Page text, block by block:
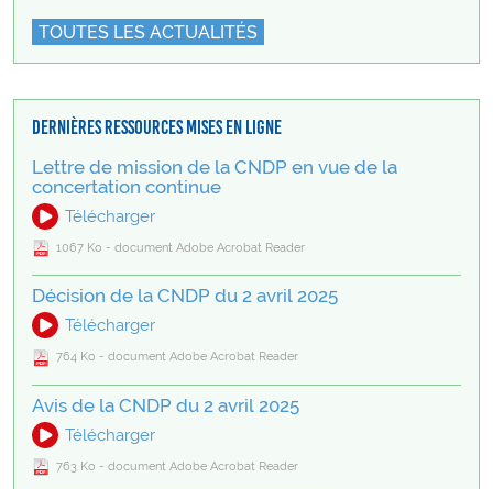
TOUTES LES ACTUALITÉS
Dernières ressources mises en ligne
Lettre de mission de la CNDP en vue de la
concertation continue
Télécharger
1067 Ko - document Adobe Acrobat Reader
Décision de la CNDP du 2 avril 2025
Télécharger
764 Ko - document Adobe Acrobat Reader
Avis de la CNDP du 2 avril 2025
Télécharger
763 Ko - document Adobe Acrobat Reader